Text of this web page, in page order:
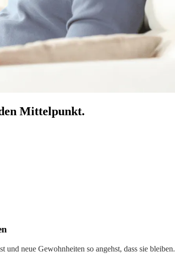
Mittelpunkt.
neue Gewohnheiten so angehst, dass sie bleiben.